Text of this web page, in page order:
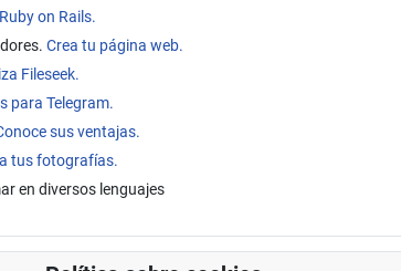
Ruby on Rails.
Crea tu página web.
Fileseek.
para Telegram.
sus ventajas.
tus fotografías.
en diversos lenguajes